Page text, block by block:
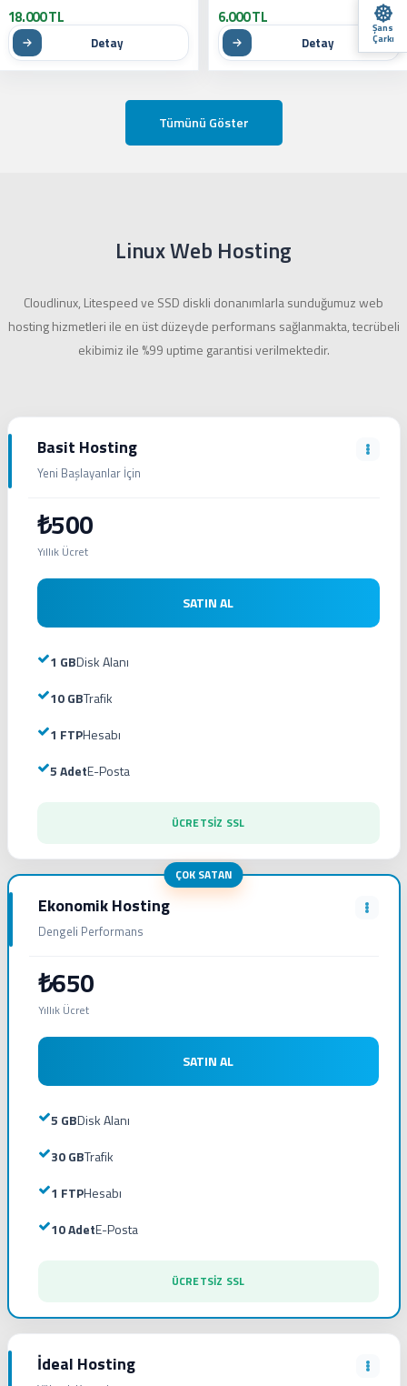
18.000 TL
Detay
6.000 TL
Detay
Tümünü Göster
Linux Web Hosting
Cloudlinux, Litespeed ve SSD diskli donanımlarla sunduğumuz web
hosting hizmetleri ile en üst düzeyde performans sağlanmakta, tecrübeli
ekibimiz ile %99 uptime garantisi verilmektedir.
Basit Hosting
Yeni Başlayanlar İçin
₺500
Yıllık Ücret
SATIN AL
1 GBDisk Alanı
10 GBTrafik
1 FTPHesabı
5 AdetE-Posta
ÜCRETSİZ SSL
ÇOK SATAN
Ekonomik Hosting
Dengeli Performans
₺650
Yıllık Ücret
SATIN AL
5 GBDisk Alanı
30 GBTrafik
1 FTPHesabı
10 AdetE-Posta
ÜCRETSİZ SSL
İdeal Hosting
Şans
Çarkı